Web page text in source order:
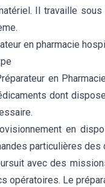
Il travaille sous
en pharmacie
en
dont
en
particulières
avec des
opératoires. Le